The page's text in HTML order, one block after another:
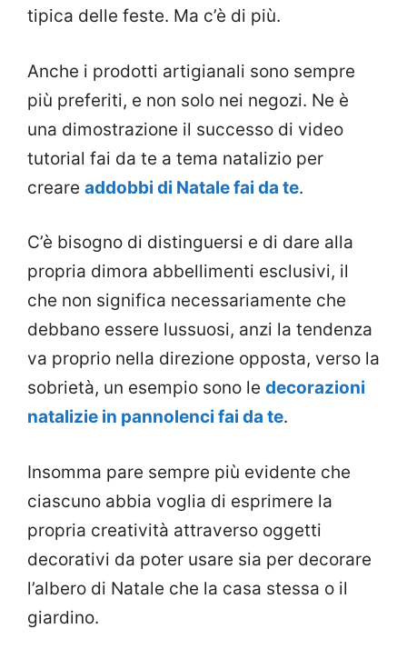
tipica delle feste. Ma c’è di più.
Anche i prodotti artigianali sono sempre
più preferiti, e non solo nei negozi. Ne è
una dimostrazione il successo di video
tutorial fai da te a tema natalizio per
creare addobbi di Natale fai da te.
C’è bisogno di distinguersi e di dare alla
propria dimora abbellimenti esclusivi, il
che non significa necessariamente che
debbano essere lussuosi, anzi la tendenza
va proprio nella direzione opposta, verso la
sobrietà, un esempio sono le decorazioni
natalizie in pannolenci fai da te.
Insomma pare sempre più evidente che
ciascuno abbia voglia di esprimere la
propria creatività attraverso oggetti
decorativi da poter usare sia per decorare
l’albero di Natale che la casa stessa o il
giardino.